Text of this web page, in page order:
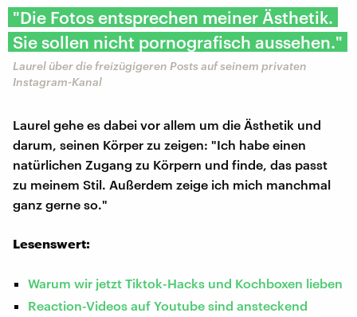
"Die Fotos entsprechen meiner Ästhetik.
Sie sollen nicht pornografisch aussehen."
Laurel über die freizügigeren Posts auf seinem privaten
Instagram-Kanal
Laurel gehe es dabei vor allem um die Ästhetik und
darum, seinen Körper zu zeigen: "Ich habe einen
natürlichen Zugang zu Körpern und finde, das passt
zu meinem Stil. Außerdem zeige ich mich manchmal
ganz gerne so."
Lesenswert:
Warum wir jetzt Tiktok-Hacks und Kochboxen lieben
Reaction-Videos auf Youtube sind ansteckend